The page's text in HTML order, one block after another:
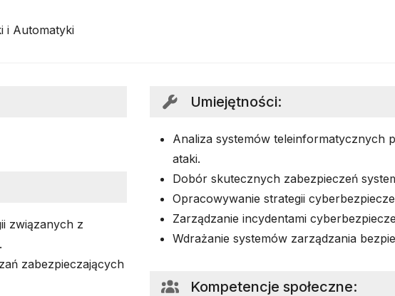
i Automatyki
związanych z
zabezpieczających
Umiejętności:
Analiza systemów teleinformatycznych
ataki.
Dobór skutecznych zabezpieczeń
Opracowywanie strategii
Zarządzanie incydentami
Wdrażanie systemów zarządzania
Kompetencje społeczne: